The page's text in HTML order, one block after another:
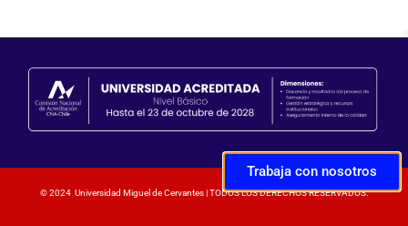
© 2024 Universidad Miguel de Cervantes | TODOS LOS DERECHOS RESERVADOS.
Trabaja con nosotros